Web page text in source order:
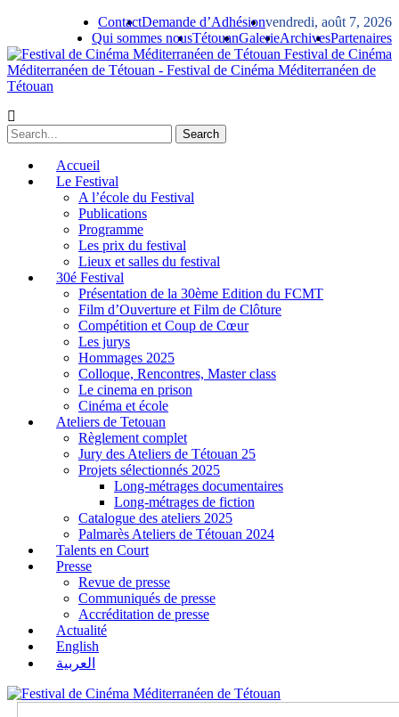
vendredi, août 7, 2026
Demande d’Adhésion
Contact
Partenaires
Archives
Galerie
Tétouan
Qui sommes nous
Festival de Cinéma
Méditerranéen de Tétouan - Festival de Cinéma Méditerranéen de
Tétouan
Accueil
Le Festival
A l’école du Festival
Publications
Programme
Les prix du festival
Lieux et salles du festival
30é Festival
Présentation de la 30ème Edition du FCMT
Film d’Ouverture et Film de Clôture
Compétition et Coup de Cœur
Les jurys
Hommages 2025
Colloque, Rencontres, Master class
Le cinema en prison
Cinéma et école
Ateliers de Tetouan
Règlement complet
Jury des Ateliers de Tétouan 25
Projets sélectionnés 2025
Long-métrages documentaires
Long-métrages de fiction
Catalogue des ateliers 2025
Palmarès Ateliers de Tétouan 2024
Talents en Court
Presse
Revue de presse
Communiqués de presse
Accréditation de presse
Actualité
English
العربية